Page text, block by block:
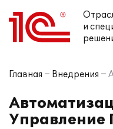
и
Главная Внедрения
Управление